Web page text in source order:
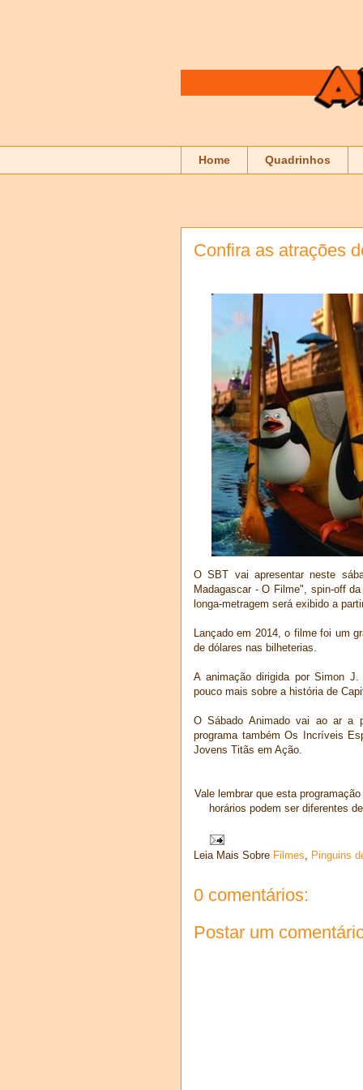
Home Quadrinhos
Confira as atrações
O SBT vai apresentar neste
Madagascar - O Filme", spin-off
longa-metragem será exibido a
Lançado em 2014, o filme foi um
de dólares nas bilheterias.
A animação dirigida por Simon
pouco mais sobre a história de
O Sábado Animado vai ao ar a
programa também Os Incríveis
Jovens Titãs em Ação.
Vale lembrar que esta
horários podem ser diferentes
Leia Mais Sobre Filmes, Pinguins
0 comentários:
Postar um